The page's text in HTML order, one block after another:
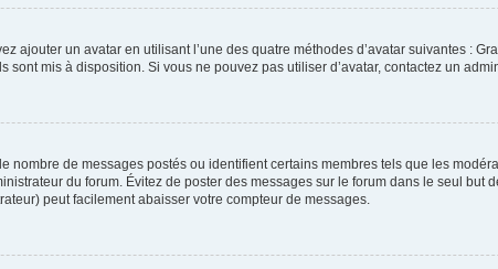
ajouter un avatar en utilisant l’une des quatre méthodes d’avatar suivantes :
mis à disposition. Si vous ne pouvez pas utiliser d’avatar, contactez un
nombre de messages postés ou identifient certains membres tels que les
du forum. Évitez de poster des messages sur le forum dans le seul but
peut facilement abaisser votre compteur de messages.